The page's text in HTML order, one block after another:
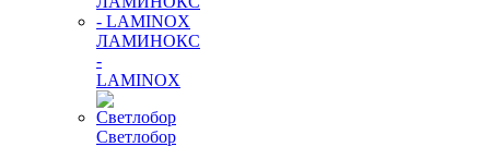
ЛАМИНОКС
-
LAMINOX
Светлобор